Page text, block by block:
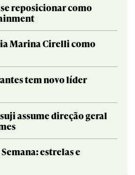
reposicionar como
Marina Cirelli como
tem novo líder
assume direção geral
estrelas e